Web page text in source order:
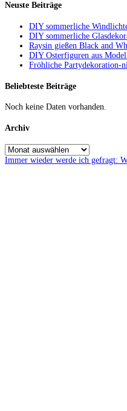
Neuste Beiträge
DIY sommerliche
DIY sommerliche
Raysin gießen Black and
DIY Osterfiguren aus
Fröhliche Partydekoration-
Beliebteste Beiträge
Noch keine Daten vorhanden.
Archiv
Immer wieder werde ich gefragt: